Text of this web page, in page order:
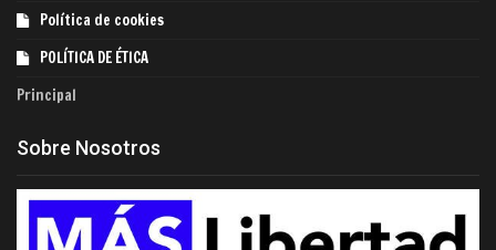
Política de cookies
POLÍTICA DE ÉTICA
Principal
Sobre Nosotros